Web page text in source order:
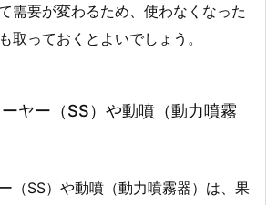
需要が変わるため、使わなくなった
取っておくとよいでしょう。
ヤー（SS）や動噴（動力噴霧
（SS）や動噴（動力噴霧器）は、果